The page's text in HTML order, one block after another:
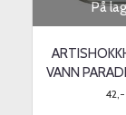
På
VANN
42,-